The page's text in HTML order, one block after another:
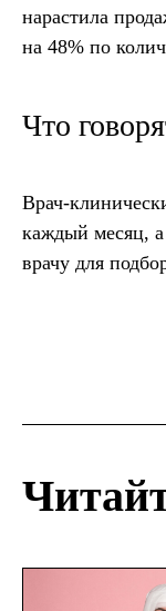
нарастила
на 48% по
Что
Врач-
каждый месяц,
врачу для